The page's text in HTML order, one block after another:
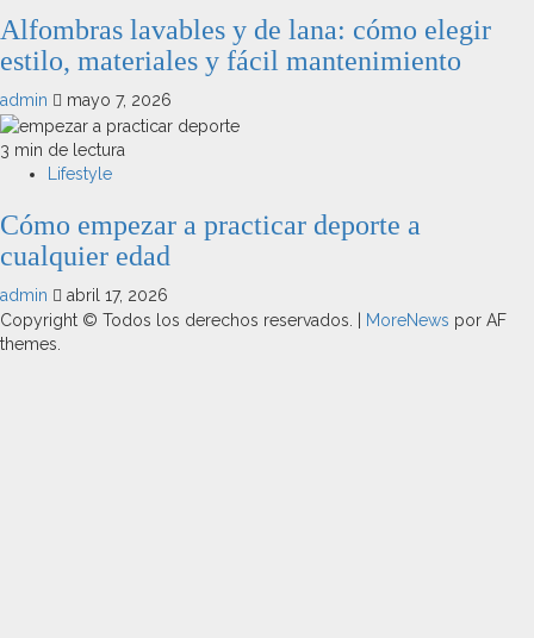
Alfombras lavables y de lana: cómo elegir
estilo, materiales y fácil mantenimiento
admin mayo 7, 2026
3 min de lectura
Lifestyle
Cómo empezar a practicar deporte a
cualquier edad
admin
abril 17, 2026
Copyright © Todos los derechos reservados.
MoreNews por AF
themes.